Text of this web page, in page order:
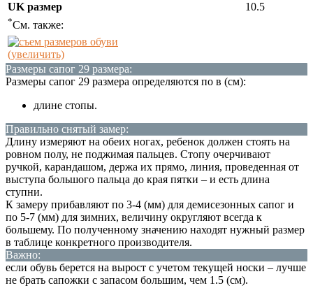
UK размер
10.5
*См. также:
(увеличить)
Размеры сапог 29 размера:
Размеры сапог 29 размера определяются по в (см):
длине стопы.
Правильно снятый замер:
Длину измеряют на обеих ногах, ребенок должен стоять на
ровном полу, не поджимая пальцев. Стопу очерчивают
ручкой, карандашом, держа их прямо, линия, проведенная от
выступа большого пальца до края пятки – и есть длина
ступни.
К замеру прибавляют по 3-4 (мм) для демисезонных сапог и
по 5-7 (мм) для зимних, величину округляют всегда к
большему. По полученному значению находят нужный размер
в таблице конкретного производителя.
Важно:
если обувь берется на вырост с учетом текущей носки – лучше
не брать сапожки с запасом большим, чем 1.5 (см).